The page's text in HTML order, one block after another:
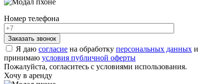
Номер телефона
Я даю согласие на обработку персональных данных и
принимаю условия публичной оферты
Пожалуйста, согласитесь с условиями использования.
Хочу в аренду